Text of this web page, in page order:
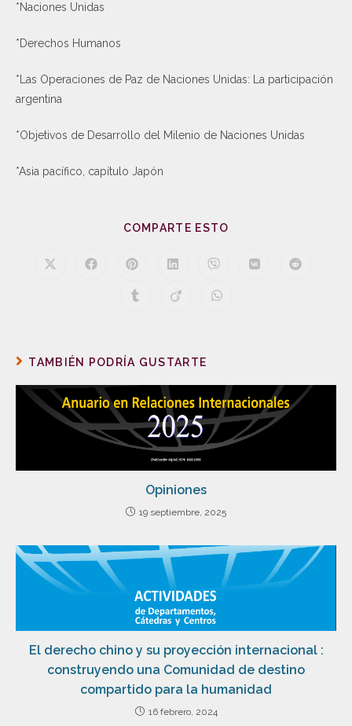
*Naciones Unidas
*Derechos Humanos
*Las Operaciones de Paz de Naciones Unidas: La participación
argentina
*Objetivos de Desarrollo del Milenio de Naciones Unidas
*Asia pacífico, capítulo Japón
COMPARTE ESTO
TAMBIÉN PODRÍA GUSTARTE
Opiniones
19 septiembre, 2025
El derecho chino y su proyección internacional :
construyendo una Comunidad de destino
compartido para la humanidad
16 febrero, 2024